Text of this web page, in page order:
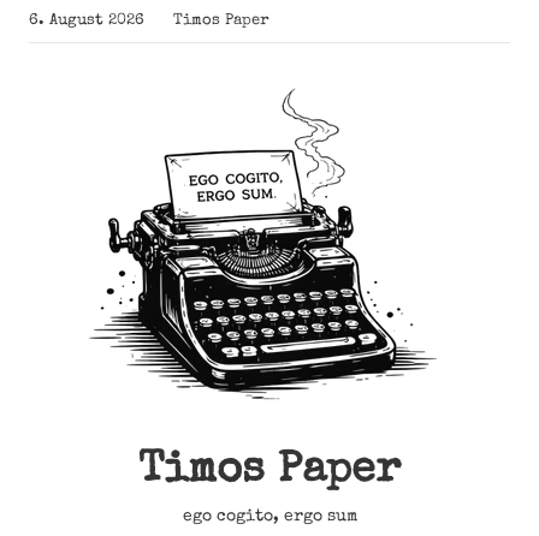
Zum
Inhalt
6. August 2026 Timos Paper
Timos Paper
ego cogito, ergo sum